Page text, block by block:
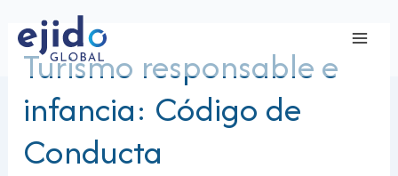
contenido
Turismo responsable e
infancia: Código de
Conducta